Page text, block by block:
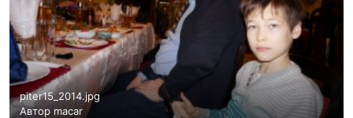
piter15_2014.jpg
Автор macar